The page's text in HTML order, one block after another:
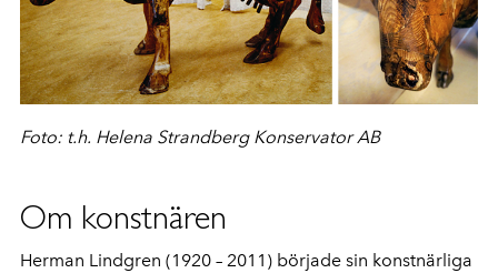
Foto: t.h. Helena Strandberg Konservator AB
Om konstnären
Herman Lindgren (1920 – 2011) började sin konstnärliga